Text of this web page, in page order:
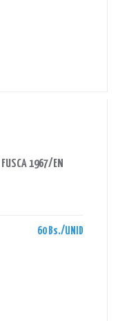
FUSCA 1967/EN
60 Bs./UNID